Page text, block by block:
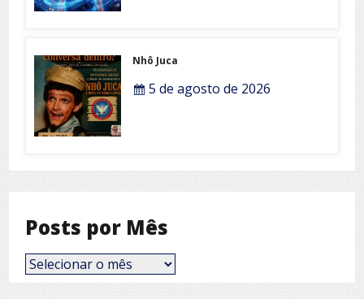
Nhô Juca
5 de agosto de 2026
Posts por Mês
Posts
por